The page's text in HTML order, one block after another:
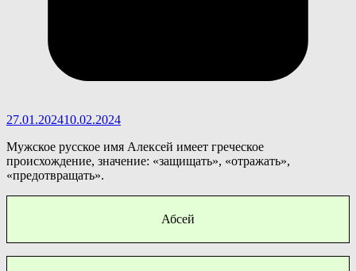
27.01.202410.02.2024
Мужское русское имя Алексей имеет греческое
происхождение, значение: «защищать», «отражать»,
«предотвращать».
Абсей